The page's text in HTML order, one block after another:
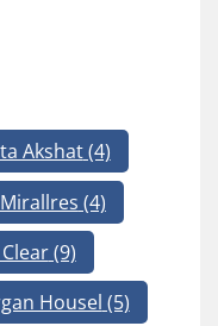
Akshat(4)
(4)
(9)
Housel (5)